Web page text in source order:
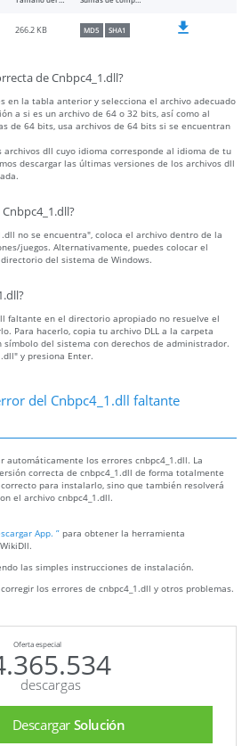
266.2 KB MD5 SHA1
de Cnbpc4_1.dll?
en la tabla anterior y selecciona el archivo adecuado
a si es un archivo de 64 o 32 bits, así como al
de 64 bits, usa archivos de 64 bits si se encuentran
archivos dll cuyo idioma corresponde al idioma de tu
descargar las últimas versiones de los archivos dll
no se encuentra", coloca el archivo dentro de la
juegos. Alternativamente, puedes colocar el
del sistema de Windows.
faltante en el directorio apropiado no resuelve el
Para hacerlo, copia tu archivo DLL a la carpeta
símbolo del sistema con derechos de administrador.
y presiona Enter.
del Cnbpc4_1.dll faltante
automáticamente los errores cnbpc4_1.dll. La
correcta de cnbpc4_1.dll de forma totalmente
para instalarlo, sino que también resolverá
el archivo cnbpc4_1.dll.
App. ” para obtener la herramienta
las simples instrucciones de instalación.
los errores de cnbpc4_1.dll y otros problemas.
Oferta especial
descargas
Descargar Solución